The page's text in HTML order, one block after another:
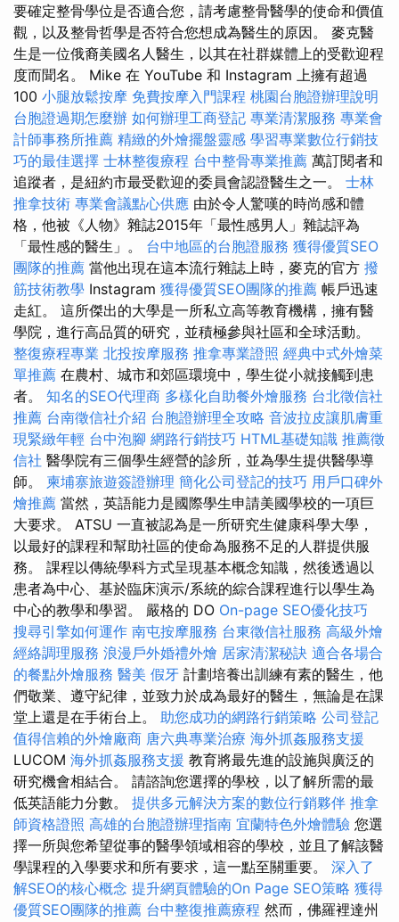
要確定整骨學位是否適合您，請考慮整骨醫學的使命和價值
觀，以及整骨哲學是否符合您想成為醫生的原因。 麥克醫
生是一位俄裔美國名人醫生，以其在社群媒體上的受歡迎程
度而聞名。 Mike 在 YouTube 和 Instagram 上擁有超過
100 小腿放鬆按摩 免費按摩入門課程 桃園台胞證辦理說明
台胞證過期怎麼辦 如何辦理工商登記 專業清潔服務 專業會
計師事務所推薦 精緻的外燴擺盤靈感 學習專業數位行銷技
巧的最佳選擇 士林整復療程 台中整骨專業推薦 萬訂閱者和
追蹤者，是紐約市最受歡迎的委員會認證醫生之一。 士林
推拿技術 專業會議點心供應 由於令人驚嘆的時尚感和體
格，他被《人物》雜誌2015年「最性感男人」雜誌評為
「最性感的醫生」。 台中地區的台胞證服務 獲得優質SEO
團隊的推薦 當他出現在這本流行雜誌上時，麥克的官方 撥
筋技術教學 Instagram 獲得優質SEO團隊的推薦 帳戶迅速
走紅。 這所傑出的大學是一所私立高等教育機構，擁有醫
學院，進行高品質的研究，並積極參與社區和全球活動。
整復療程專業 北投按摩服務 推拿專業證照 經典中式外燴菜
單推薦 在農村、城市和郊區環境中，學生從小就接觸到患
者。 知名的SEO代理商 多樣化自助餐外燴服務 台北徵信社
推薦 台南徵信社介紹 台胞證辦理全攻略 音波拉皮讓肌膚重
現緊緻年輕 台中泡腳 網路行銷技巧 HTML基礎知識 推薦徵
信社 醫學院有三個學生經營的診所，並為學生提供醫學導
師。 柬埔寨旅遊簽證辦理 簡化公司登記的技巧 用戶口碑外
燴推薦 當然，英語能力是國際學生申請美國學校的一項巨
大要求。 ATSU 一直被認為是一所研究生健康科學大學，
以最好的課程和幫助社區的使命為服務不足的人群提供服
務。 課程以傳統學科方式呈現基本概念知識，然後透過以
患者為中心、基於臨床演示/系統的綜合課程進行以學生為
中心的教學和學習。 嚴格的 DO On-page SEO優化技巧
搜尋引擎如何運作 南屯按摩服務 台東徵信社服務 高級外燴
經絡調理服務 浪漫戶外婚禮外燴 居家清潔秘訣 適合各場合
的餐點外燴服務 醫美 假牙 計劃培養出訓練有素的醫生，他
們敬業、遵守紀律，並致力於成為最好的醫生，無論是在課
堂上還是在手術台上。 助您成功的網路行銷策略 公司登記
值得信賴的外燴廠商 唐六典專業治療 海外抓姦服務支援
LUCOM 海外抓姦服務支援 教育將最先進的設施與廣泛的
研究機會相結合。 請諮詢您選擇的學校，以了解所需的最
低英語能力分數。 提供多元解決方案的數位行銷夥伴 推拿
師資格證照 高雄的台胞證辦理指南 宜蘭特色外燴體驗 您選
擇一所與您希望從事的醫學領域相容的學校，並且了解該醫
學課程的入學要求和所有要求，這一點至關重要。 深入了
解SEO的核心概念 提升網頁體驗的On Page SEO策略 獲得
優質SEO團隊的推薦 台中整復推薦療程 然而，佛羅裡達州